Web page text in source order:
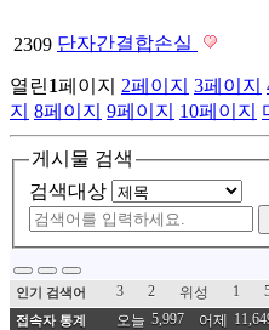
2309 단자간결합손실
열린1페이지 2페이지 3페이지
지 8페이지 9페이지 10페이지
게시물 검색
검색대상
인기 검색어 3 2 위성 1
접속자 통계 오늘 5,997 어제